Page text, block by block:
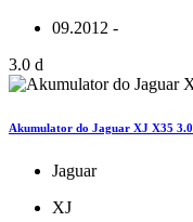
09.2012 -
3.0 d
Akumulator do Jaguar XJ X35 3.0
Jaguar
XJ